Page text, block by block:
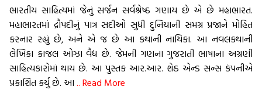
ભારતીય સાહિત્યમાં જેનું સર્જન સર્વશ્રેષ્ઠ ગણાય છે એ છે મહાભારત.
મહાભારતમાં દ્રૌપદીનું પાત્ર સદીઓ સુધી દુનિયાની સમગ્ર પ્રજાને મોહિત
કરનાર રહ્યું છે, અને એ જ છે આ કથાની નાયિકા. આ નવલકથાની
લેખિકા કાજલ ઓઝા વૈદ્ય છે. જેમની ગણના ગુજરાતી ભાષાના અગ્રણી
સાહિત્યકારોમાં થાય છે. આ પુસ્તક આર.આર. શેઠ એન્ડ સન્સ કંપનીએ
પ્રકાશિત કર્યુ છે. આ .. Read More